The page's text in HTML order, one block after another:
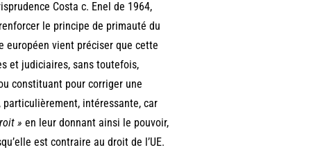
Costa c. Enel de 1964,
le principe de primauté du
européen vient préciser que cette
et judiciaires, sans toutefois,
constituant pour corriger une
intéressante, car
» en leur donnant ainsi le pouvoir,
est contraire au droit de l’UE.